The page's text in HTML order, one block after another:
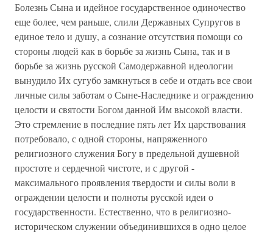
Болезнь Сына и идейное государственное одиночество
еще более, чем раньше, слили Державных Супругов в
единое тело и душу, а сознание отсутствия помощи со
стороны людей как в борьбе за жизнь Сына, так и в
борьбе за жизнь русской Самодержавной идеологии
вынудило Их сугубо замкнуться в себе и отдать все свои
личные силы заботам о Сыне-Наследнике и ограждению
целости и святости Богом данной Им высокой власти.
Это стремление в последние пять лет Их царствования
потребовало, с одной стороны, напряженного
религиозного служения Богу в предельной душевной
простоте и сердечной чистоте, и с другой -
максимального проявления твердости и силы воли в
ограждении целости и полноты русской идеи о
государственности. Естественно, что в религиозно-
историческом служении объединившихся в одно целое